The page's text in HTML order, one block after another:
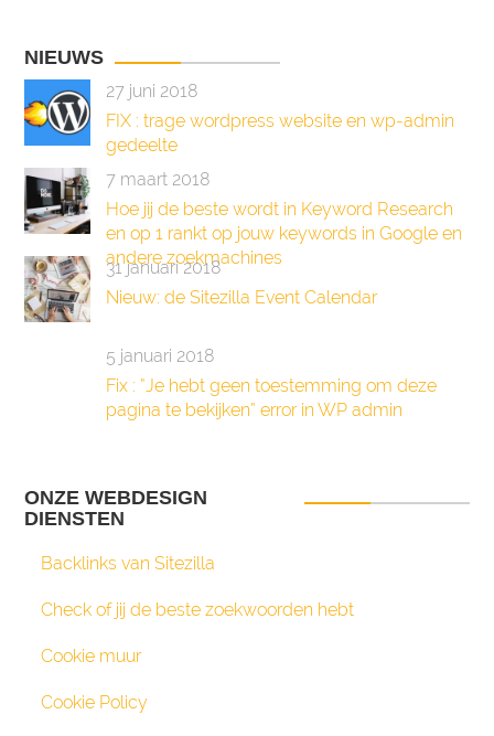
NIEUWS
27 juni 2018
FIX : trage wordpress website en wp-admin
gedeelte
7 maart 2018
Hoe jij de beste wordt in Keyword Research
en op 1 rankt op jouw keywords in Google en
andere zoekmachines
31 januari 2018
Nieuw: de Sitezilla Event Calendar
5 januari 2018
Fix : “Je hebt geen toestemming om deze
pagina te bekijken” error in WP admin
ONZE WEBDESIGN
DIENSTEN
Backlinks van Sitezilla
Check of jij de beste zoekwoorden hebt
Cookie muur
Cookie Policy